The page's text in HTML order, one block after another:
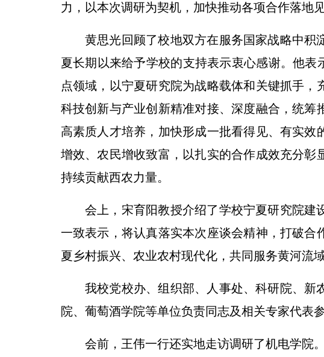
力，以本次调研为契机，加快推动各项合作落地见
黄思光回顾了校地双方在服务国家战略中积
夏长期以来给予学校的支持表示衷心感谢。他表
点领域，以宁夏研究院为战略载体和关键抓手，
科技创新与产业创新精准对接、深度融合，统筹
高素质人才培养，加快形成一批看得见、有实效
增效、农民增收致富，以扎实的合作成效充分彰
持续贡献西农力量。
会上，宋育阳教授介绍了学校宁夏研究院建
一致表示，将认真落实本次座谈会精神，打破合
夏乡村振兴、农业农村现代化，共同服务黄河流
我校党校办、组织部、人事处、科研院、新
院、葡萄酒学院等单位负责同志及相关专家代表参
会前，王伟一行还实地走访调研了机电学院。